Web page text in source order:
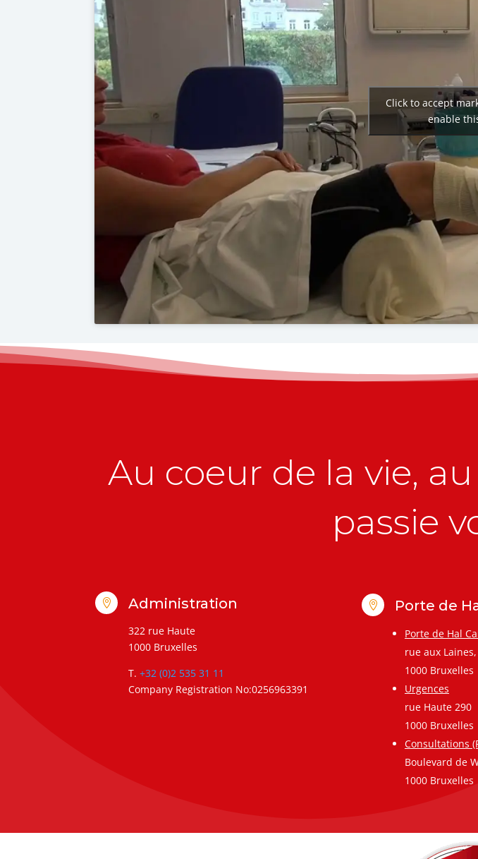
Click to accept
enable
Au coeur de la vie,
passie
 Administration
322 rue Haute
1000 Bruxelles
T. +32 (0)2 535 31 11
Company Registration No:0256963391
 Porte de
Porte de Hal
rue aux
1000 Bruxelles
Urgences
rue Haute 290
1000 Bruxelles
Consultations
Boulevard de
1000 Bruxelles